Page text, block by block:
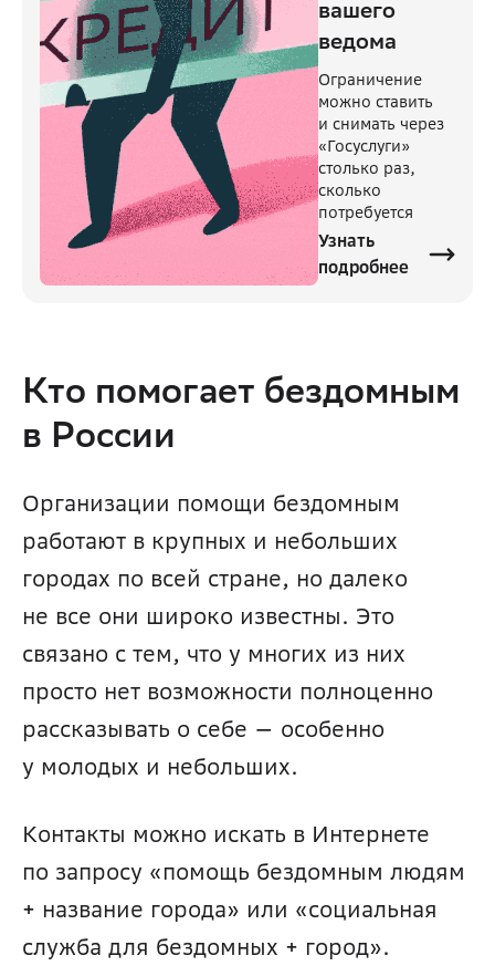
вашего
ведома
Ограничение
можно ставить
и снимать через
«Госуслуги»
столько раз,
сколько
потребуется
Узнать
подробнее
Кто помогает бездомным
в России
Организации помощи бездомным
работают в крупных и небольших
городах по всей стране, но далеко
не все они широко известны. Это
связано с тем, что у многих из них
просто нет возможности полноценно
рассказывать о себе — особенно
у молодых и небольших.
Контакты можно искать в Интернете
по запросу «помощь бездомным людям
+ название города» или «социальная
служба для бездомных + город».